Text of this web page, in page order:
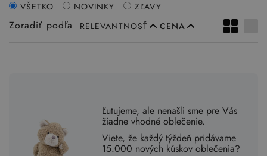
Zoradiť podľa RELEVANTNOSŤ CENA
VŠETKO NOVINKY ZĽAVY
Ľutujeme, ale nenašli sme pre Vás
žiadne vhodné oblečenie.
Viete, že každý týždeň pridávame
15.000 nových kúskov oblečenia?